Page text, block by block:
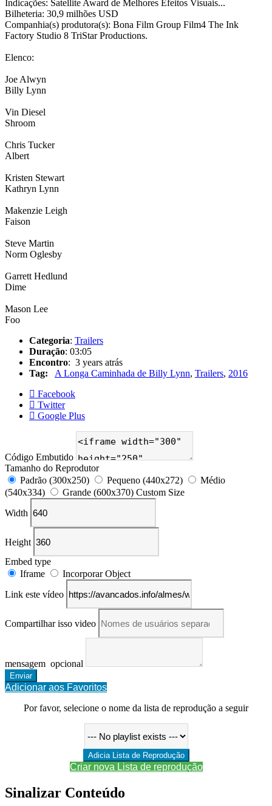
Indicações: Satellite Award de Melhores Efeitos Visuais...
Bilheteria: 30,9 milhões USD
Companhia(s) produtora(s): Bona Film Group Film4 The Ink
Factory Studio 8 TriStar Productions.
Elenco:
Joe Alwyn
Billy Lynn
Vin Diesel
Shroom
Chris Tucker
Albert
Kristen Stewart
Kathryn Lynn
Makenzie Leigh
Faison
Steve Martin
Norm Oglesby
Garrett Hedlund
Dime
Mason Lee
Foo
Categoria: Trailers
Duração: 03:05
Encontro: 3 years atrás
Tag:
A Longa Caminhada de Billy Lynn, Trailers, 2016
Facebook
Twitter
Google Plus
Código Embutido
Tamanho do Reprodutor
Padrão (300x250)
Pequeno (440x272)
Médio
(540x334)
Grande (600x370) Custom Size
Width
Height
Embed type
Iframe
Incorporar Object
Link este vídeo
Compartilhar isso video
mensagem opcional
Adicionar aos Favoritos
Por favor, selecione o nome da lista de reprodução a seguir
Criar nova Lista de reprodução
Sinalizar Conteúdo